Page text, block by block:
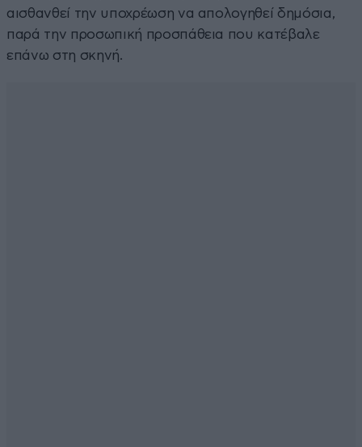
αισθανθεί την υποχρέωση να απολογηθεί δημόσια,
παρά την προσωπική προσπάθεια που κατέβαλε
επάνω στη σκηνή.